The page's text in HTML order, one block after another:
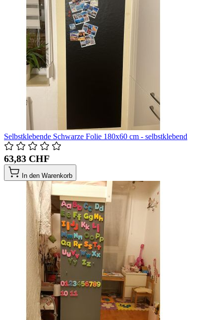
Selbstklebende Schwarze Folie 180x60 cm - selbstklebend
63,83 CHF
In den Warenkorb